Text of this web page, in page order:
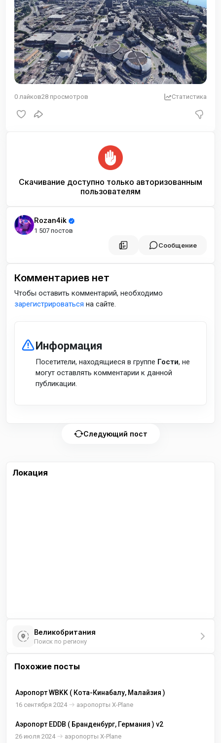
0 лайков28 просмотров Статистика
Скачивание доступно только авторизованным
пользователям
Rozan4ik
1 507 постов
Сообщение
Комментариев нет
Чтобы оставить комментарий, необходимо
зарегистрироваться на сайте.
Информация
Посетители, находящиеся в группе Гости, не
могут оставлять комментарии к данной
публикации.
Следующий пост
Локация
Великобритания
Поиск по региону
Похожие посты
Аэропорт WBKK ( Кота-Кинабалу, Малайзия )
16 сентября 2024 аэропорты X-Plane
Аэропорт EDDB ( Бранденбург, Германия ) v2
26 июля 2024 аэропорты X-Plane